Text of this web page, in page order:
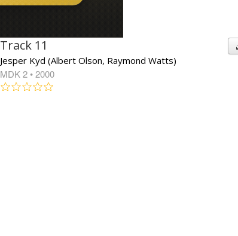
Track 11
Jesper Kyd (Albert Olson, Raymond Watts)
MDK 2 • 2000